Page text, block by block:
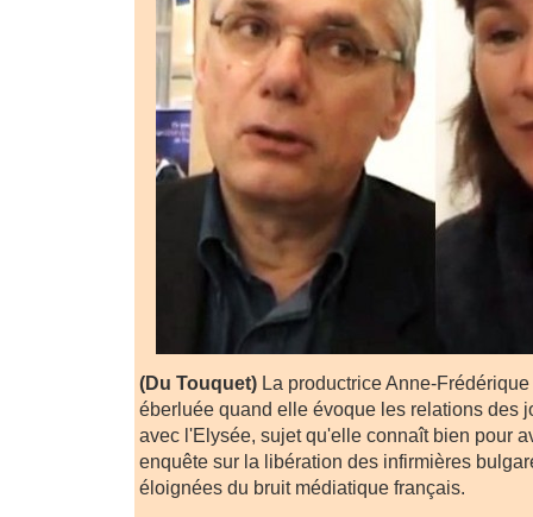
(Du Touquet) La productrice Anne-
éberluée quand elle évoque les relations des
avec l'Elysée, sujet qu'elle connaît bien pour
enquête sur la libération des infirmières
éloignées du bruit médiatique français.